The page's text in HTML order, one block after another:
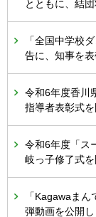
とともに、結
「全国中学校
告に、知事を
令和6年度香川
指導者表彰式
令和6年度「ス
岐っ子修了式を
「Kagawaま
弾動画を公開し